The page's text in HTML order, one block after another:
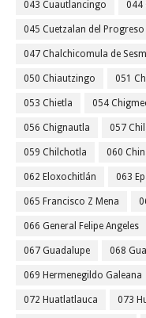
043 Cuautlancingo 044
045 Cuetzalan del Progreso
047 Chalchicomula de
050 Chiautzingo 051
053 Chietla 054
056 Chignautla 057
059 Chilchotla 060
062 Eloxochitlán 063
065 Francisco Z Mena
066 General Felipe Angeles
067 Guadalupe 068
069 Hermenegildo Galeana
072 Huatlatlauca 073